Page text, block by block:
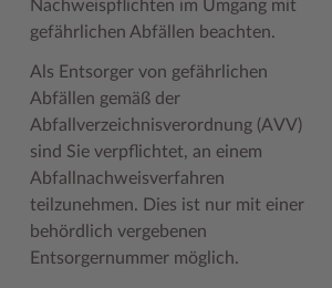
Geodatenportale (Kreiskarte)
Kfz-Zulassung
Kontakt / Öffnungszeiten
Lebenslagen
Lexikon
Fotoarchiv
Hitzeschutz
Klimaanpassungskonzept
Kreistag Sitzungskalender
Newsletter
Kreispräsident
Kreistag und Ausschüsse
Kreistag Sitzungskalender
Kreisverwaltung
Sonderbereiche
Offene Stellen
Praktika und FSJ
Weiterbildung beim Kreis Stormarn
Wen wir suchen
Klimaschutz beim Kreis Stormarn
Projekt e-Gewerbe
Stormarner Bündnis für bezahlbares
Wirtschafts- und Aufbaugesellschaft
Kulturelle Einrichtungen
Museen
Naturschutzgebiete
Radwandern
Lieblingsplätze in der Metropolregion
Nachweispflichten im Umgang mit
gefährlichen Abfällen beachten.
Als Entsorger von gefährlichen
Abfällen gemäß der
Abfallverzeichnisverordnung (AVV)
sind Sie verpflichtet, an einem
Abfallnachweisverfahren
teilzunehmen. Dies ist nur mit einer
behördlich vergebenen
Entsorgernummer möglich.